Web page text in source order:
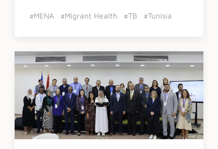
#MENA #Migrant Health #TB #Tunisia